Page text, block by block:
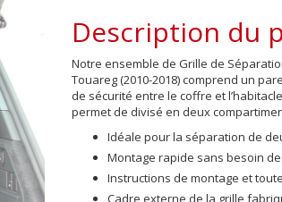
Description du
Notre ensemble de Grille de
Touareg (2010-2018)comprend un
de sécurité entre le coffre et
permet de divisé en deux
Idéale pour la séparation de
Montage rapide sans besoin
Instructions de montage et
Cadre externe de la grille